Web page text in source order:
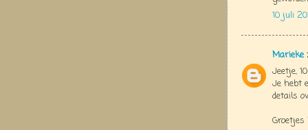
10 juli
Marieke
Jeetje,
Je hebt
details